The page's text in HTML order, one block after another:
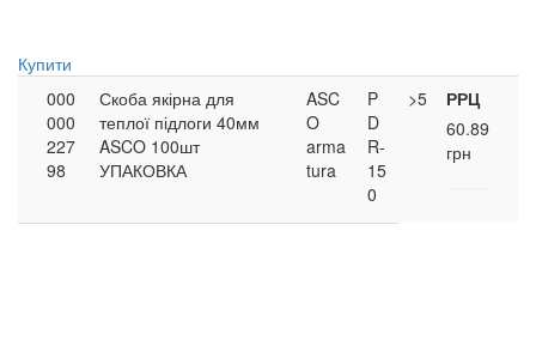
Купити
000
000
227
98
Скоба якірна для
теплої підлоги 40мм
ASCO 100шт
УПАКОВКА
ASC
O
arma
tura
P
D
R-
15
0
>5
РРЦ
60.89
грн